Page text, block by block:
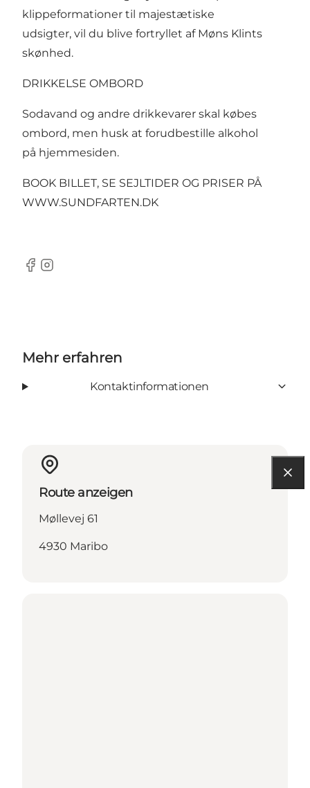
klippeformationer til majestætiske
udsigter, vil du blive fortryllet af Møns Klints
skønhed.
DRIKKELSE OMBORD
Sodavand og andre drikkevarer skal købes
ombord, men husk at forudbestille alkohol
på hjemmesiden.
BOOK BILLET, SE SEJLTIDER OG PRISER PÅ
WWW.SUNDFARTEN.DK
Facebook
Instagram
Mehr erfahren
Kontaktinformationen
Route anzeigen
Møllevej 61
4930 Maribo